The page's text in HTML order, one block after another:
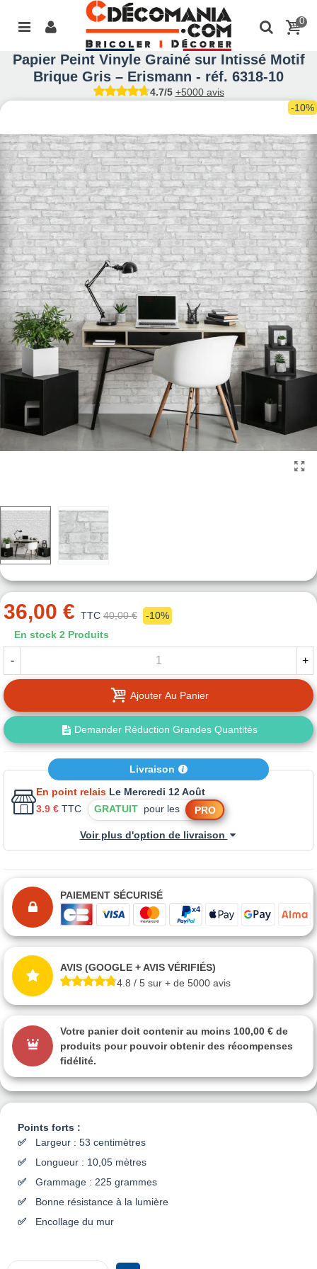
0
Papier Peint Vinyle Grainé sur Intissé Motif
Brique Gris – Erismann - réf. 6318-10
4.7/5 +5000 avis
-10%
Points forts :
Largeur : 53 centimètres
Longueur : 10,05 mètres
Grammage : 225 grammes
Bonne résistance à la lumière
Encollage du mur
36,00 € TTC 40,00 €
-10%
En stock 2 Produits
- +
Ajouter Au Panier
Demander Réduction Grandes Quantités
Livraison
En point relais Le Mercredi 12 Août
3.9 € TTC GRATUIT pour les PRO
Voir plus d'option de livraison
PAIEMENT SÉCURISÉ
AVIS (GOOGLE + AVIS VÉRIFIÉS)
4.8 / 5 sur + de 5000 avis
Votre panier doit contenir au moins 100,00 € de
produits pour pouvoir obtenir des récompenses
fidélité.